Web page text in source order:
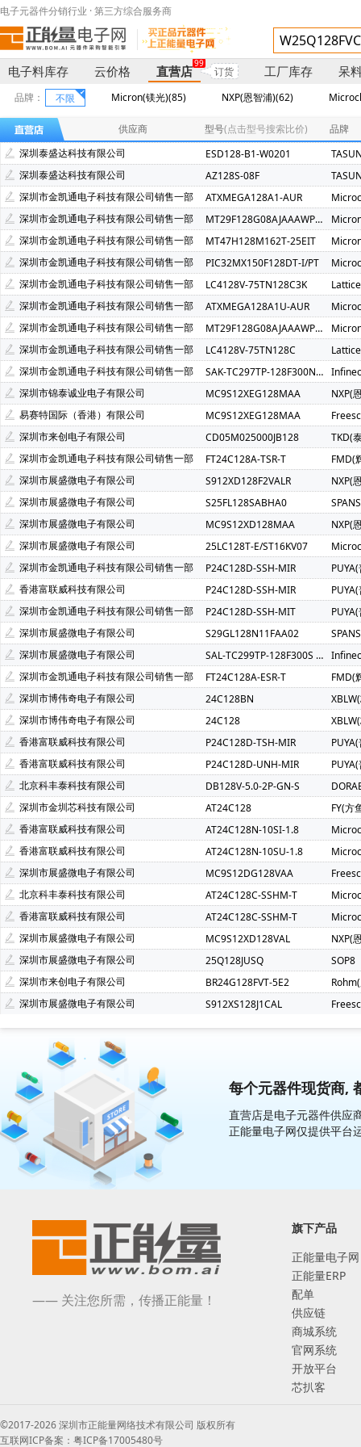
电子元器件分销行业 · 第三方综合服务商
电子料库存 云价格 直营店
99
订货 工厂库存 呆
品牌： 不限 Micron(镁光)(85) NXP(恩智浦)(62)
TI(德州仪器)(14)
Infineon(英飞凌)(7)
MXIC(旺宏)(6)
ISSI(美国芯成)(5)
ST(意法)(3)
AMETHERM(2)
Dialog Semiconductor
XBLW(芯伯乐)(2)
ANYKA(安凯)(2)
BOYA(博雅)(2)
DIPTRONICS(圜达)(1)
FM(复旦微)(1)
Fujitsu(富士通)(1)
FM(富满)(1)
Cyntec(乾坤)(1) TKD(泰晶)(1)
供应商 型号(点击型号搜索比价)
品牌
深圳泰盛达科技有限公司
ESD128-B1-W0201
深圳泰盛达科技有限公司
AZ128S-08F
深圳市金凯通电子科技有限公司销售一部
ATXMEGA128A1-AUR
深圳市金凯通电子科技有限公司销售一部
MT29F128G08AJAAAWP-ITZ:A
深圳市金凯通电子科技有限公司销售一部
MT47H128M162T-25EIT
深圳市金凯通电子科技有限公司销售一部
PIC32MX150F128DT-I/PT
深圳市金凯通电子科技有限公司销售一部
LC4128V-75TN128C3K
深圳市金凯通电子科技有限公司销售一部
ATXMEGA128A1U-AUR
深圳市金凯通电子科技有限公司销售一部
MT29F128G08AJAAAWP-ITZ:ATR
深圳市金凯通电子科技有限公司销售一部
LC4128V-75TN128C
深圳市金凯通电子科技有限公司销售一部
SAK-TC297TP-128F300N BC
深圳市锦泰诚业电子有限公司
MC9S12XEG128MAA
NXP(
易赛特国际（香港）有限公司
MC9S12XEG128MAA
深圳市来创电子有限公司
CD05M025000JB128
TKD(
深圳市金凯通电子科技有限公司销售一部
FT24C128A-TSR-T
FMD(
深圳市展盛微电子有限公司
S912XD128F2VALR
NXP(
深圳市展盛微电子有限公司
S25FL128SABHA0
深圳市展盛微电子有限公司
MC9S12XD128MAA
NXP(
深圳市展盛微电子有限公司
25LC128T-E/ST16KV07
深圳市金凯通电子科技有限公司销售一部
P24C128D-SSH-MIR
香港富联威科技有限公司
P24C128D-SSH-MIR
深圳市金凯通电子科技有限公司销售一部
P24C128D-SSH-MIT
深圳市展盛微电子有限公司
S29GL128N11FAA02
深圳市展盛微电子有限公司
SAL-TC299TP-128F300S BB
深圳市金凯通电子科技有限公司销售一部
FT24C128A-ESR-T
FMD(
深圳市博伟奇电子有限公司
24C128BN
深圳市博伟奇电子有限公司
24C128
香港富联威科技有限公司
P24C128D-TSH-MIR
香港富联威科技有限公司
P24C128D-UNH-MIR
北京科丰泰科技有限公司
DB128V-5.0-2P-GN-S
深圳市金圳芯科技有限公司
AT24C128
FY(方
香港富联威科技有限公司
AT24C128N-10SI-1.8
香港富联威科技有限公司
AT24C128N-10SU-1.8
深圳市展盛微电子有限公司
MC9S12DG128VAA
北京科丰泰科技有限公司
AT24C128C-SSHM-T
香港富联威科技有限公司
AT24C128C-SSHM-T
深圳市展盛微电子有限公司
MC9S12XD128VAL
NXP(
深圳市展盛微电子有限公司
25Q128JUSQ
SOP8
深圳市来创电子有限公司
BR24G128FVT-5E2
深圳市展盛微电子有限公司
S912XS128J1CAL
每个元器件现货商,
直营店是电子元器件供应
正能量电子网仅提供平台
—— 关注您所需，传播正能量！
旗下产品
正能量电子网
正能量ERP
配单
供应链
商城系统
官网系统
开放平台
芯扒客
©2017-2026 深圳市正能量网络技术有限公司 版权所有
互联网ICP备案：粤ICP备17005480号